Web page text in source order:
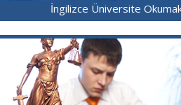
İngilizce Üniversite